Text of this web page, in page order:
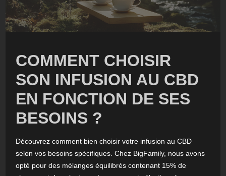
COMMENT CHOISIR
SON INFUSION AU CBD
EN FONCTION DE SES
BESOINS ?
Découvrez comment bien choisir votre infusion au CBD
selon vos besoins spécifiques. Chez BigFamily, nous avons
opté pour des mélanges équilibrés contenant 15% de